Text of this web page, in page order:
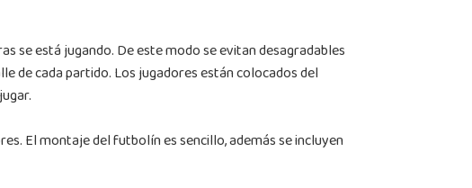
se está jugando. De este modo se evitan desagradables
de cada partido. Los jugadores están colocados del
El montaje del futbolín es sencillo, además se incluyen